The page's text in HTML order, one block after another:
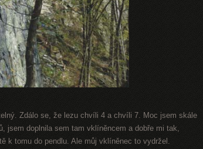
Zdálo se, že lezu chvíli 4 a chvíli 7. Moc jsem skále
jsem doplnila sem tam vklíněncem a dobře mi tak,
k tomu do pendlu. Ale můj vklíněnec to vydržel.